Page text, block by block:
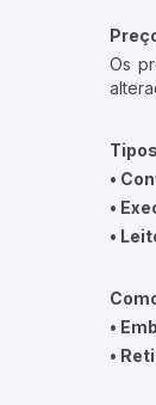
Os
•
•
•
•
•